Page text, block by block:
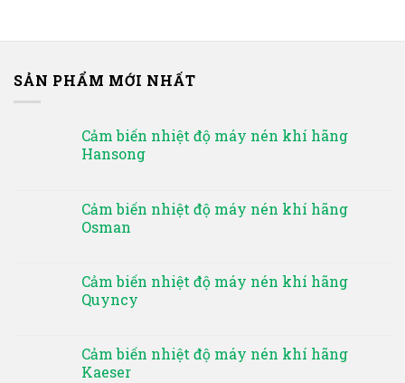
SẢN PHẨM MỚI NHẤT
Cảm biến nhiệt độ máy nén khí hãng
Hansong
Cảm biến nhiệt độ máy nén khí hãng
Osman
Cảm biến nhiệt độ máy nén khí hãng
Quyncy
Cảm biến nhiệt độ máy nén khí hãng
Kaeser